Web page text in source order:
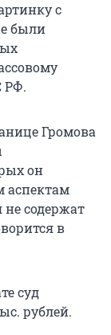
с
были
РФ.
Громова
он
аспектам
содержат
в
суд
рублей.